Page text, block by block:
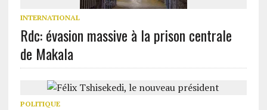
INTERNATIONAL
Rdc: évasion massive à la prison centrale
de Makala
POLITIQUE